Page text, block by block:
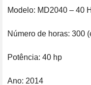
Modelo: MD2040 – 40
Número de horas: 300
Potência: 40 hp
Ano: 2014